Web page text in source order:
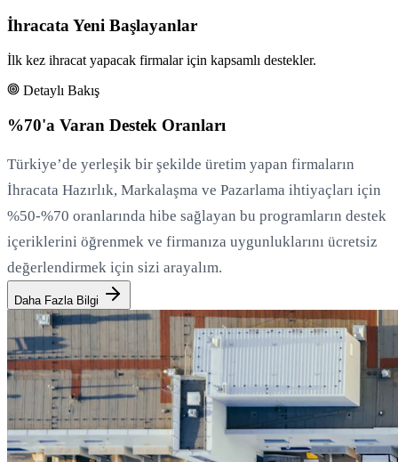
İhracata Yeni Başlayanlar
İlk kez ihracat yapacak firmalar için kapsamlı destekler.
Detaylı Bakış
%70'a Varan Destek Oranları
Türkiye’de yerleşik bir şekilde üretim yapan firmaların
İhracata Hazırlık, Markalaşma ve Pazarlama ihtiyaçları için
%50-%70 oranlarında hibe sağlayan bu programların destek
içeriklerini öğrenmek ve firmanıza uygunluklarını ücretsiz
değerlendirmek için sizi arayalım.
Daha Fazla Bilgi